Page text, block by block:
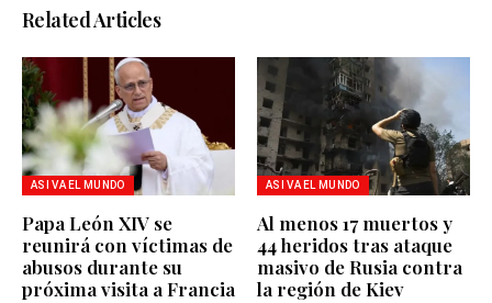
Related Articles
ASI VA EL MUNDO
Papa León XIV se
reunirá con víctimas de
abusos durante su
próxima visita a Francia
ASI VA EL MUNDO
Al menos 17 muertos y
44 heridos tras ataque
masivo de Rusia contra
la región de Kiev